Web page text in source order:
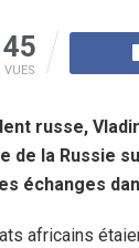
45
VUES
russe,
de la Russie
échanges
africains